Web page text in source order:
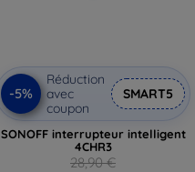
-5%
Réduction
avec
coupon
SMART5
SONOFF interrupteur intelligent
4CHR3
28,90 €